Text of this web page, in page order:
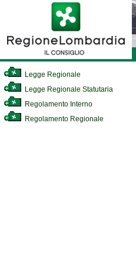
Legge Regionale
Legge Regionale Statutaria
Regolamento Interno
Regolamento Regionale